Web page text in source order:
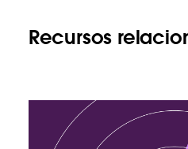
Recursos